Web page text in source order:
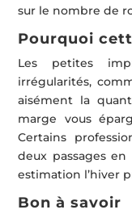
sur le nombre de
Pourquoi
Les petites
irrégularités,
aisément la
marge vous
Certains
deux passages en
estimation l’hiver
Bon à savoir